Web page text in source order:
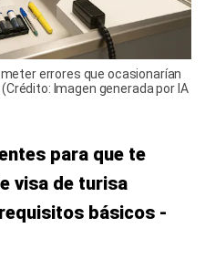
errores que ocasionarían
Imagen generada por IA
para que te
visa de turisa
básicos -